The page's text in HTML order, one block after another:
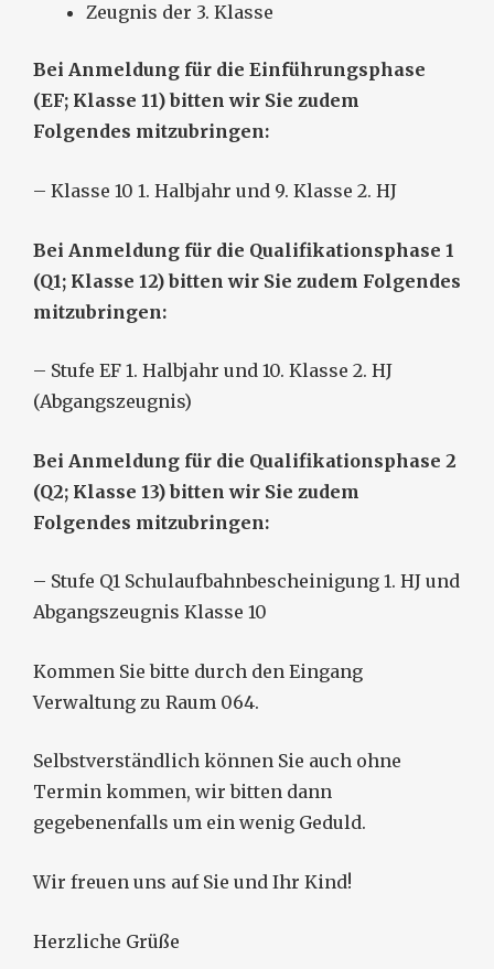
Zeugnis der 3. Klasse
Bei Anmeldung für die Einführungsphase
(EF; Klasse 11) bitten wir Sie zudem
Folgendes mitzubringen:
– Klasse 10 1. Halbjahr und 9. Klasse 2. HJ
Bei Anmeldung für die Qualifikationsphase 1
(Q1; Klasse 12) bitten wir Sie zudem Folgendes
mitzubringen:
– Stufe EF 1. Halbjahr und 10. Klasse 2. HJ
(Abgangszeugnis)
Bei Anmeldung für die Qualifikationsphase 2
(Q2; Klasse 13) bitten wir Sie zudem
Folgendes mitzubringen:
– Stufe Q1 Schulaufbahnbescheinigung 1. HJ und
Abgangszeugnis Klasse 10
Kommen Sie bitte durch den Eingang
Verwaltung zu Raum 064.
Selbstverständlich können Sie auch ohne
Termin kommen, wir bitten dann
gegebenenfalls um ein wenig Geduld.
Wir freuen uns auf Sie und Ihr Kind!
Herzliche Grüße